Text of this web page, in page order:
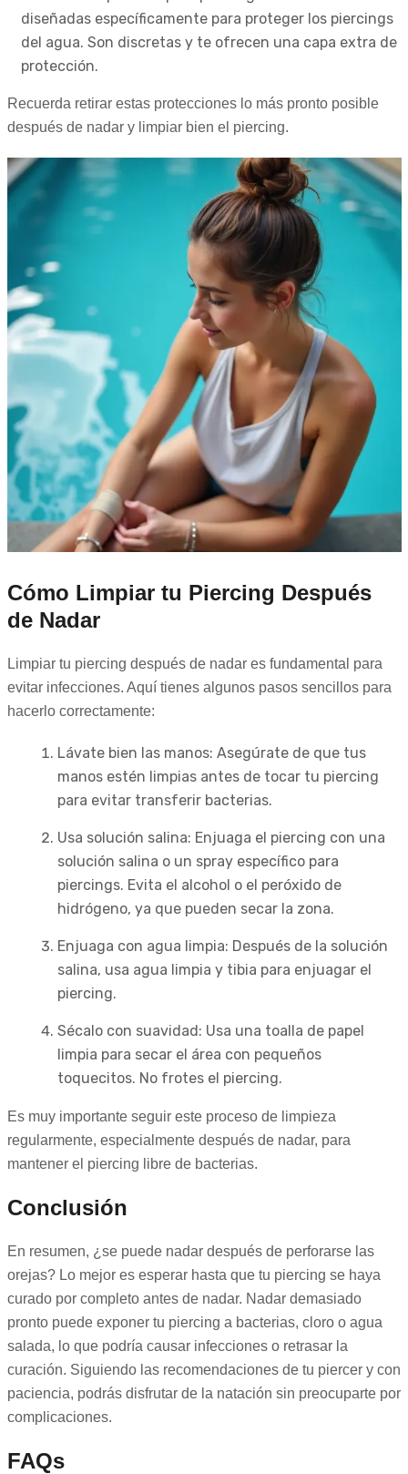
diseñadas específicamente para proteger los piercings
del agua. Son discretas y te ofrecen una capa extra de
protección.
Recuerda retirar estas protecciones lo más pronto posible
después de nadar y limpiar bien el piercing.
Cómo Limpiar tu Piercing Después
de Nadar
Limpiar tu piercing después de nadar es fundamental para
evitar infecciones. Aquí tienes algunos pasos sencillos para
hacerlo correctamente:
Lávate bien las manos: Asegúrate de que tus
manos estén limpias antes de tocar tu piercing
para evitar transferir bacterias.
Usa solución salina: Enjuaga el piercing con una
solución salina o un spray específico para
piercings. Evita el alcohol o el peróxido de
hidrógeno, ya que pueden secar la zona.
Enjuaga con agua limpia: Después de la solución
salina, usa agua limpia y tibia para enjuagar el
piercing.
Sécalo con suavidad: Usa una toalla de papel
limpia para secar el área con pequeños
toquecitos. No frotes el piercing.
Es muy importante seguir este proceso de limpieza
regularmente, especialmente después de nadar, para
mantener el piercing libre de bacterias.
Conclusión
En resumen, ¿se puede nadar después de perforarse las
orejas? Lo mejor es esperar hasta que tu piercing se haya
curado por completo antes de nadar. Nadar demasiado
pronto puede exponer tu piercing a bacterias, cloro o agua
salada, lo que podría causar infecciones o retrasar la
curación. Siguiendo las recomendaciones de tu piercer y con
paciencia, podrás disfrutar de la natación sin preocuparte por
complicaciones.
FAQs